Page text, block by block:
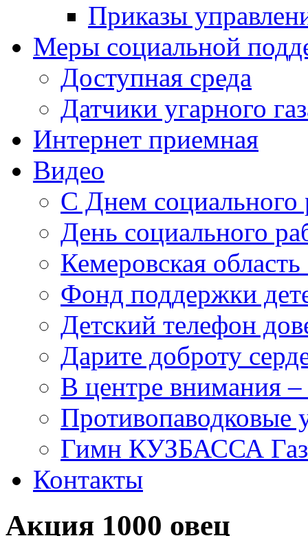
Приказы
Меры социальной
Доступная среда
Датчики угарного
Интернет приемная
Видео
С Днем социального
День социального
Кемеровская
Фонд поддержки
Детский телефон
Дарите доброту
В центре внимания –
Противопаводковые
Гимн КУЗБАССА
Контакты
Акция 1000 овец